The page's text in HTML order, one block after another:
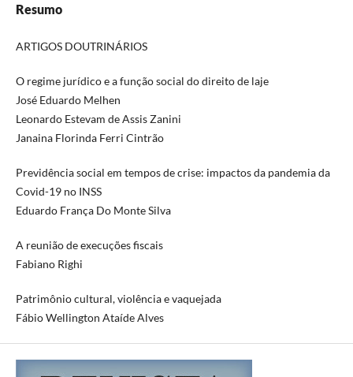
Resumo
ARTIGOS DOUTRINÁRIOS
O regime jurídico e a função social do direito de laje
José Eduardo Melhen
Leonardo Estevam de Assis Zanini
Janaina Florinda Ferri Cintrão
Previdência social em tempos de crise: impactos da pandemia da
Covid-19 no INSS
Eduardo França Do Monte Silva
A reunião de execuções fiscais
Fabiano Righi
Patrimônio cultural, violência e vaquejada
Fábio Wellington Ataíde Alves